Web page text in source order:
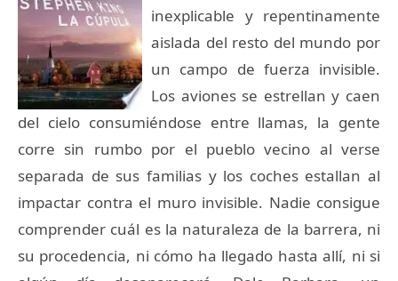
inexplicable y repentinamente
aislada del resto del mundo por
un campo de fuerza invisible.
Los aviones se estrellan y caen
del cielo consumiéndose entre llamas, la gente
corre sin rumbo por el pueblo vecino al verse
separada de sus familias y los coches estallan al
impactar contra el muro invisible. Nadie consigue
comprender cuál es la naturaleza de la barrera, ni
su procedencia, ni cómo ha llegado hasta allí, ni si